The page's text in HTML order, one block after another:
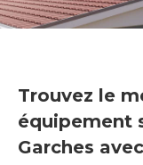
Trouvez le
équipement
Garches